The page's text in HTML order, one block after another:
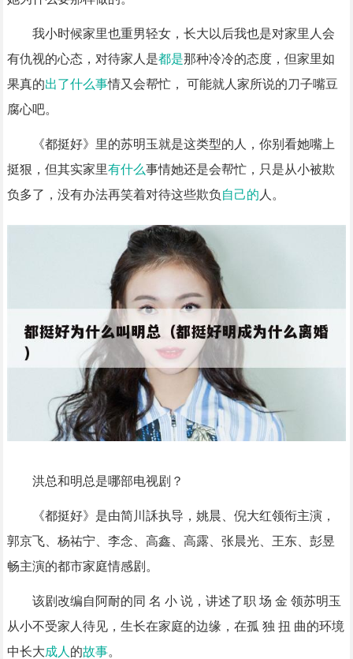
我小时候家里也重男轻女，长大以后我也是对家里人会
有仇视的心态，对待家人是都是那种冷冷的态度，但家里如
果真的出了什么事情又会帮忙， 可能就人家所说的刀子嘴豆
腐心吧。
《都挺好》里的苏明玉就是这类型的人，你别看她嘴上
挺狠，但其实家里有什么事情她还是会帮忙，只是从小被欺
负多了，没有办法再笑着对待这些欺负 自己的 人。
洪总和明总是哪部电视剧？
《都挺好》是由简川訸执导，姚晨、倪大红领衔主演，
郭京飞、杨祐宁、李念、高鑫、高露、张晨光、王东、彭昱
畅主演的都市家庭情感剧。
该剧改编自阿耐的同 名 小 说，讲述了职 场 金 领苏明玉
从小不受家人待见，生长在家庭的边缘，在孤 独 扭 曲的环境
中长大成人 的故事。